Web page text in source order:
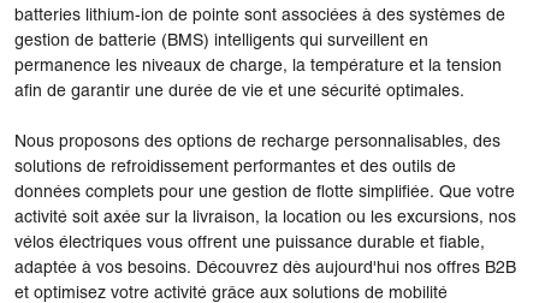
batteries lithium-ion de pointe sont associées à des systèmes de
gestion de batterie (BMS) intelligents qui surveillent en
permanence les niveaux de charge, la température et la tension
afin de garantir une durée de vie et une sécurité optimales.
Nous proposons des options de recharge personnalisables, des
solutions de refroidissement performantes et des outils de
données complets pour une gestion de flotte simplifiée. Que votre
activité soit axée sur la livraison, la location ou les excursions, nos
vélos électriques vous offrent une puissance durable et fiable,
adaptée à vos besoins. Découvrez dès aujourd'hui nos offres B2B
et optimisez votre activité grâce aux solutions de mobilité